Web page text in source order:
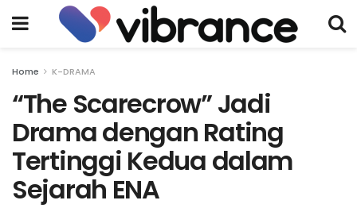
Home K-DRAMA
“The Scarecrow” Jadi
Drama dengan Rating
Tertinggi Kedua dalam
Sejarah ENA